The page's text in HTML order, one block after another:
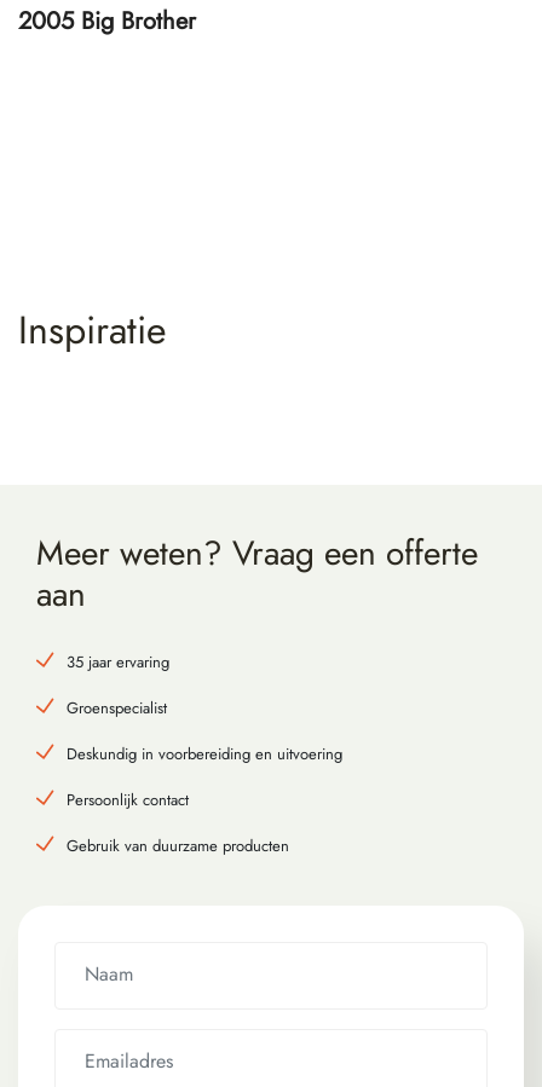
2005 Big Brother
Inspiratie
Meer weten? Vraag een offerte
aan
35 jaar ervaring
Groenspecialist
Deskundig in voorbereiding en uitvoering
Persoonlijk contact
Gebruik van duurzame producten